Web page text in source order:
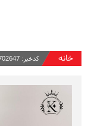
خانه کدخبر: